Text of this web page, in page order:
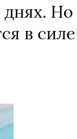
днях. Но
в силе